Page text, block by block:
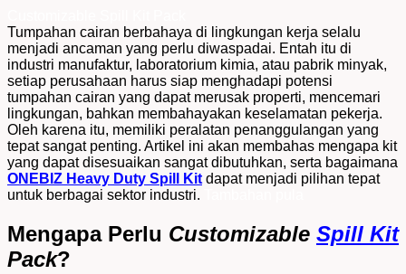
Tumpahan cairan berbahaya di lingkungan kerja selalu
menjadi ancaman yang perlu diwaspadai. Entah itu di
industri manufaktur, laboratorium kimia, atau pabrik minyak,
setiap perusahaan harus siap menghadapi potensi
tumpahan cairan yang dapat merusak properti, mencemari
lingkungan, bahkan membahayakan keselamatan pekerja.
Oleh karena itu, memiliki peralatan penanggulangan yang
tepat sangat penting. Artikel ini akan membahas mengapa kit
yang dapat disesuaikan sangat dibutuhkan, serta bagaimana
ONEBIZ Heavy Duty Spill Kit dapat menjadi pilihan tepat
untuk berbagai sektor industri.
Mengapa Perlu Customizable Spill Kit
Pack?